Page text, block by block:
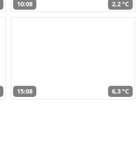
10:08 2,2 °C
15:08 6,3 °C